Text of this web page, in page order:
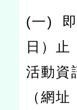
(一)
日）
活動資
（網址